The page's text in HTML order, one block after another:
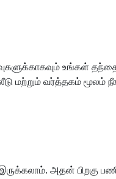
உங்கள்
மற்றும் வர்த்தகம்
அதன் பிறகு